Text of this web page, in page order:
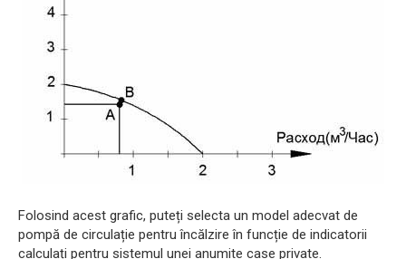
Folosind acest grafic, puteți selecta un model adecvat de
pompă de circulație pentru încălzire în funcție de indicatorii
calculați pentru sistemul unei anumite case private.